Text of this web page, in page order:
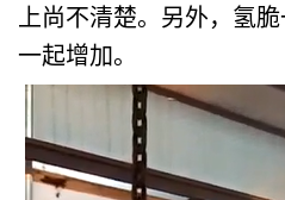
上尚不清楚。另外，氢
一起增加。